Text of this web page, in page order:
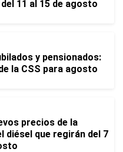
del 11 al 15 de agosto
y pensionados:
la CSS para agosto
precios de la
diésel que regirán del 7